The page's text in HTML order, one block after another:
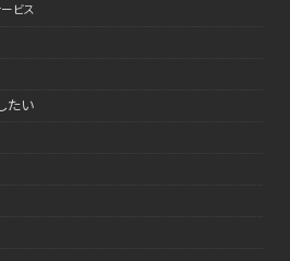
ビス
たい